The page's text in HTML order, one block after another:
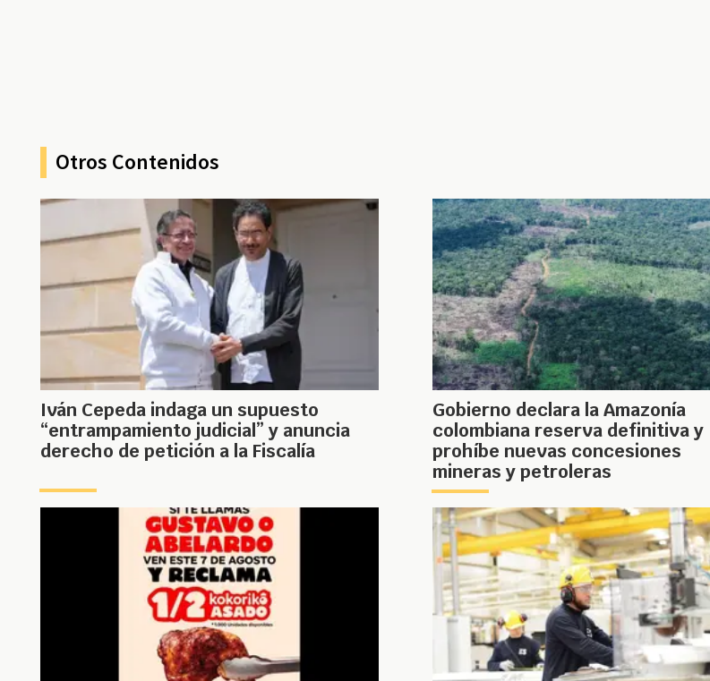
Otros Contenidos
Iván Cepeda indaga un supuesto
“entrampamiento judicial” y anuncia
derecho de petición a la Fiscalía
Gobierno declara la Amazonía
colombiana reserva definitiva y
prohíbe nuevas concesiones
mineras y petroleras